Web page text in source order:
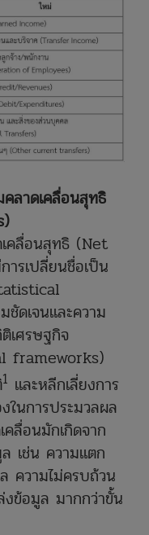
คลาดเคลื่อนสุทธิ
อนสุทธิ (Net
รเปลี่ยนชื่อเป็น
ดเจนและความ
เศรษฐกิจ
frameworks)
1 และหลีกเลี่ยงการ
ในการประมวลผล
ลื่อนมักเกิดจาก
เช่น ความแตก
ความไม่ครบถ้วน
ข้อมูล มากกว่าขั้น